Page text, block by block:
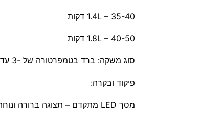
1.4L – 35-40 דקות
1.8L – 40-50 דקות
סוג משקה: ברד בטמפרטורה של -3 עד 0 מעלות צלזיוס
פיקוד ובקרה:
מסך LED מתקדם – תצוגה ברורה ונוחה